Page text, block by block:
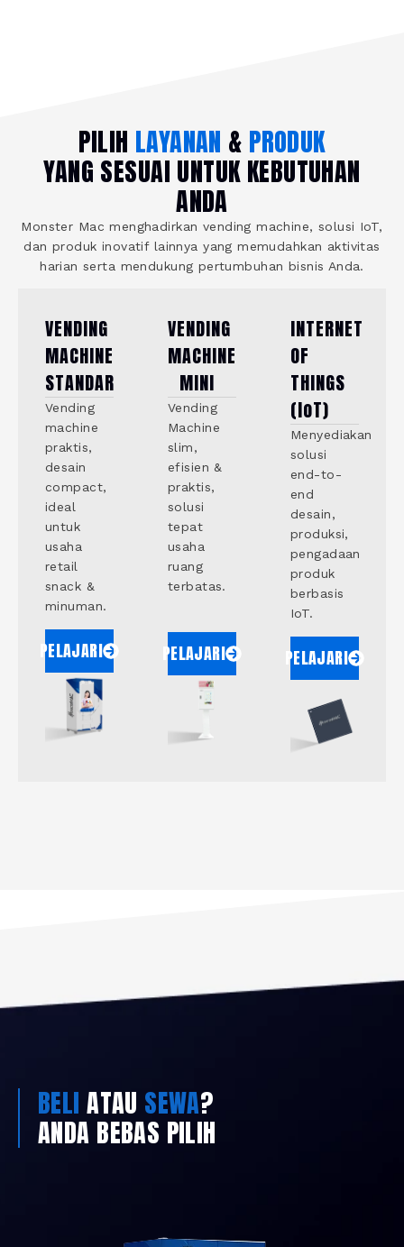
PILIH LAYANAN & PRODUK
YANG SESUAI UNTUK KEBUTUHAN
ANDA
Monster Mac menghadirkan vending machine, solusi IoT,
dan produk inovatif lainnya yang memudahkan aktivitas
harian serta mendukung pertumbuhan bisnis Anda.
VENDING
MACHINE
STANDAR
Vending
machine
praktis,
desain
compact,
ideal
untuk
usaha
retail
snack &
minuman.
PELAJARI
VENDING
MACHINE
MINI
Vending
Machine
slim,
efisien &
praktis,
solusi
tepat
usaha
ruang
terbatas.
PELAJARI
INTERNET
OF
THINGS
(IoT)
Menyediakan
solusi
end-to-
end
desain,
produksi,
pengadaan
produk
berbasis
IoT.
PELAJARI
BELI ATAU SEWA?
ANDA BEBAS PILIH